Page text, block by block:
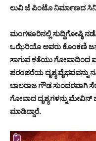
ಲುವಿ ಜೆ ಪಿಂಟೊ ನಿರ್ಮಾಣದ
ಮಂಗಳೂರಿನಲ್ಲಿ ಸುದ್ದಿಗೋಷ್ಠಿ
ಒಝೆರಿಯೊ ಅವರು ಕೊಂಕಣಿ
ಸಾಗುವ ಕತೆಯು ಗೋವಾದಿಂದ
ಪರಂಪರೆಯ ದೃಶ್ಯ ವೈಭವವನ್ನು
ಬಾಲರಾಜ ಗೌಡ ಸುಂದರವಾಗಿ
ಗೋವಾದ ದೃಶ್ಯಗಳನ್ನು
ಮಾಡಿದ್ದಾರೆ.